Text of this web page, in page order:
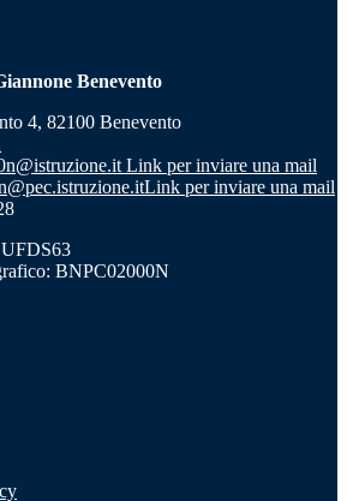
Benevento
4, 82100 Benevento
Link per inviare una mail
Link per inviare una mail
BNPC02000N